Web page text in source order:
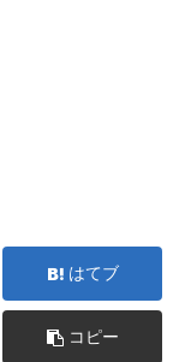
はてブ
コピー